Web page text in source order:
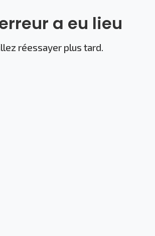
a eu lieu
réessayer plus tard.